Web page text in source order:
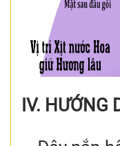
IV. HƯỚNG